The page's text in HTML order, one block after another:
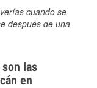
cuando se
después de una
las
en